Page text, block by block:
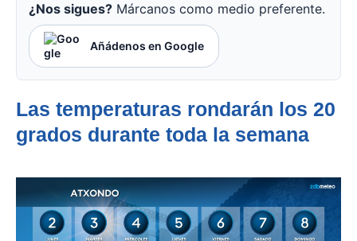
¿Nos sigues? Márcanos como medio preferente.
Añádenos en Google
Las temperaturas rondarán los 20
grados durante toda la semana